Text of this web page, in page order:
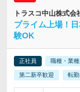
トラスコ中山株式会
プライム上場！
験OK
正社員 職種・業
第二新卒歓迎 転勤